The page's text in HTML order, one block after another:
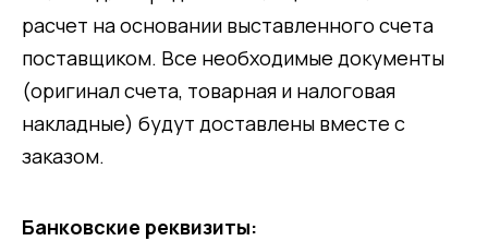
расчет на основании выставленного счета
поставщиком. Все необходимые документы
(оригинал счета, товарная и налоговая
накладные) будут доставлены вместе с
заказом.
Банковские реквизиты: